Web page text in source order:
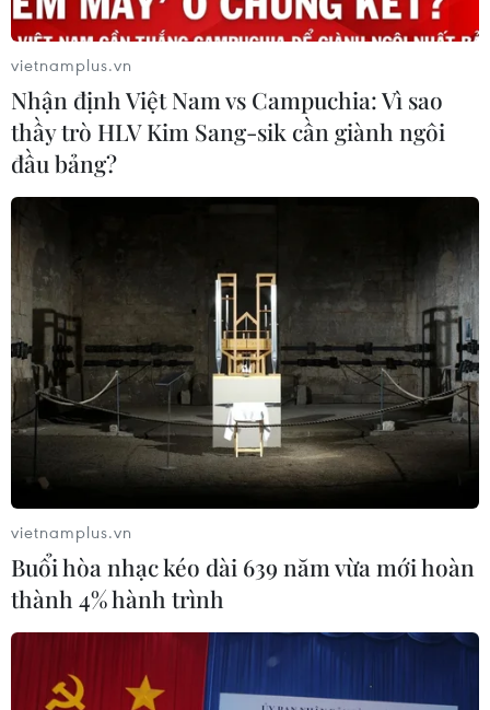
TIN CÙNG CHUYÊN MỤC
Việt Nam tiếp tục là thị trường trọng
điểm của doanh nghiệp thực phẩm
Ba Lan
06/08/2026 14:03
Lâm Đồng vào cao điểm vụ cá Nam,
ngư dân phấn khởi vươn khơi
06/08/2026 09:06
Giá dầu tăng khi nhà đầu tư thận
trọng trước tình hình Trung Đông
06/08/2026 09:03
Giá vàng tăng phiên thứ tư liên tiếp,
chạm mức cao nhất trong 7 tuần
06/08/2026 08:36
vietnamplus.vn
Nhận định Việt Nam vs Campuchia: Vì sao
thầy trò HLV Kim Sang-sik cần giành ngôi
đầu bảng?
vietnamplus.vn
Buổi hòa nhạc kéo dài 639 năm vừa mới hoàn
thành 4% hành trình